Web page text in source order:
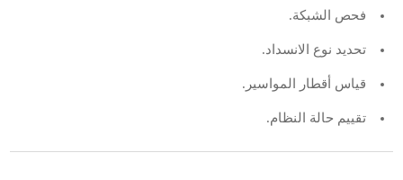
فحص الشبكة.
تحديد نوع الانسداد.
قياس أقطار المواسير.
تقييم حالة النظام.